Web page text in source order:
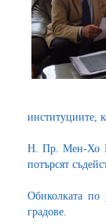
институциите,
Н. Пр. Мен-Хо
потърсят
Обиколката
градове.